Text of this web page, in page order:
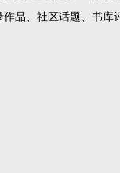
作品、社区话题、书库